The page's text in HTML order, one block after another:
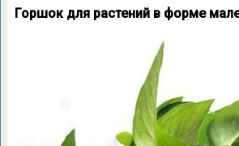
Горшок для растений в форме